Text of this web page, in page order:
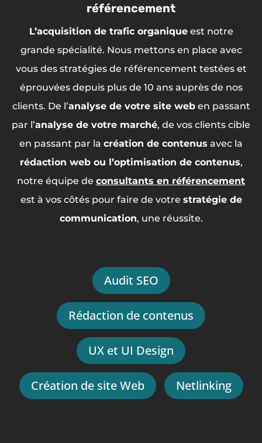
référencement
L’acquisition de trafic organiqueest notre
grande spécialité. Nous mettons en place avec
vous des stratégies de référencement testées et
éprouvées depuis plus de 10 ans auprès de nos
clients. De l’analyse de votre site weben passant
par l’analyse de votre marché, de vos clients cible
en passant par la création de contenus avec la
rédaction web ou l’optimisation de contenus,
notre équipe de consultants en référencement
est à vos côtés pour faire de votre stratégie de
communication, une réussite.
Audit SEO
Rédaction de contenus
UX et UI Design
Création de site Web Netlinking